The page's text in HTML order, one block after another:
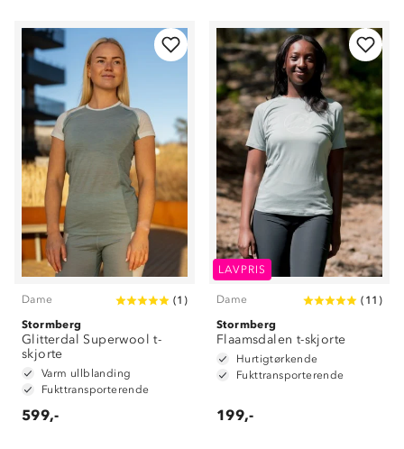
Dame (1 )
Stormberg
Glitterdal Superwool t-
skjorte
Varm ullblanding
Fukttransporterende
599,-
LAVPRIS
Dame ( 11 )
Stormberg
Flaamsdalen t-skjorte
Hurtigtørkende
Fukttransporterende
199,-